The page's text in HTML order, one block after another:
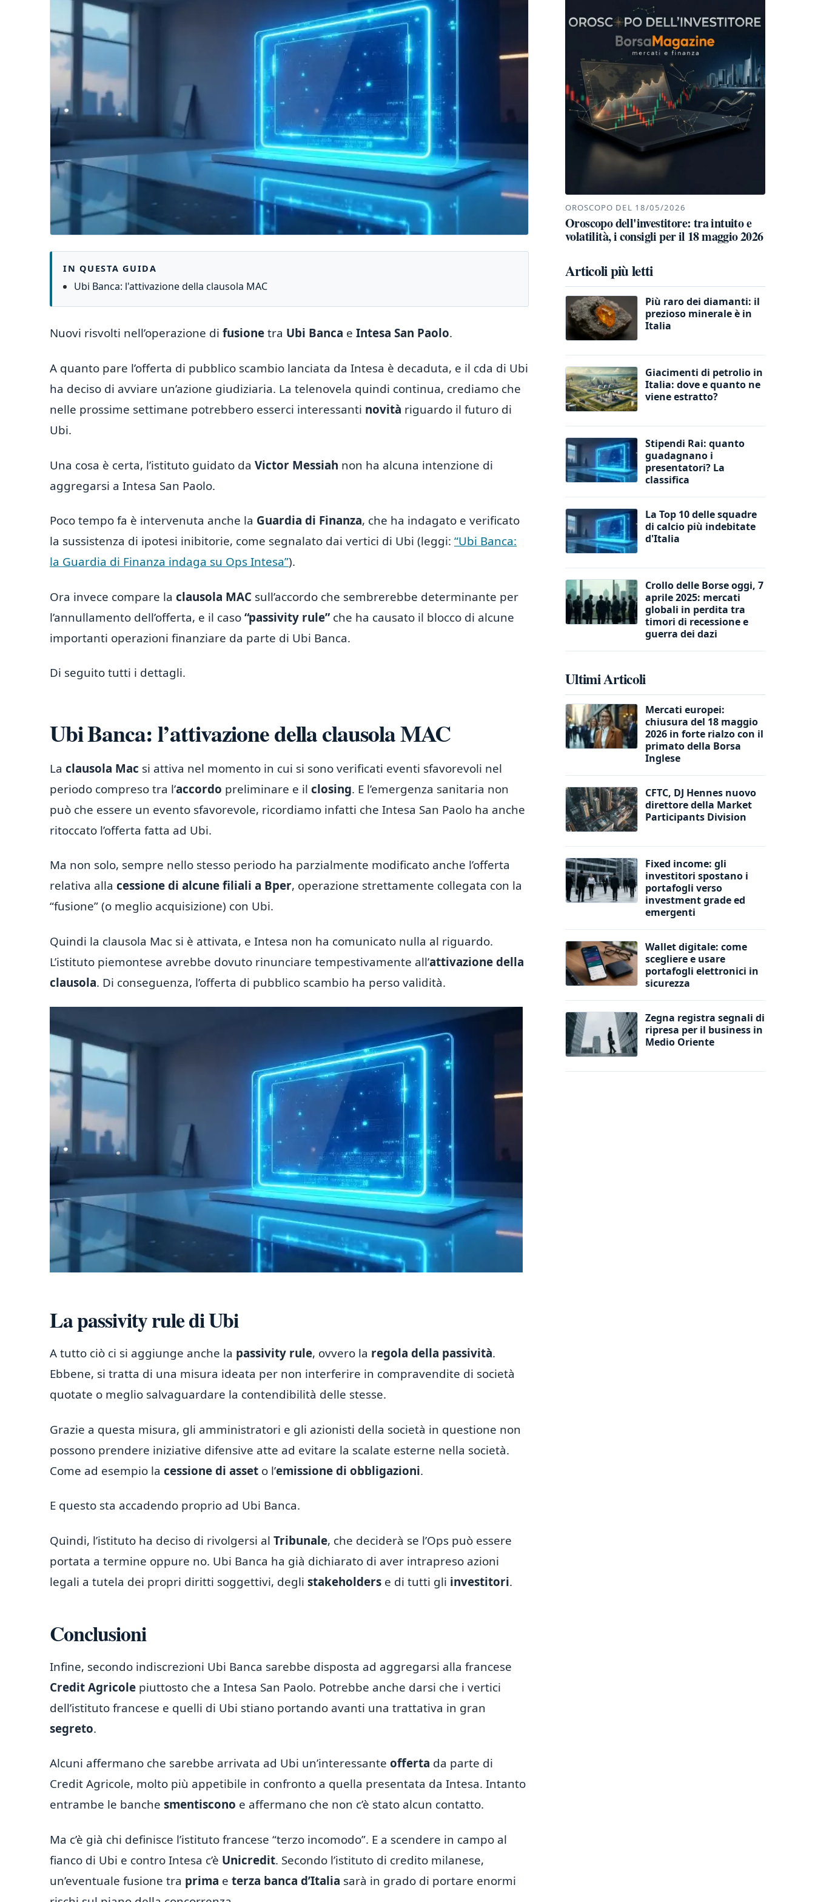
IN QUESTA GUIDA
Ubi Banca: l'attivazione della clausola MAC
Nuovi risvolti nell’operazione di fusionetra Ubi Banca e Intesa San Paolo.
A quanto pare l’offerta di pubblico scambio lanciata da Intesa è decaduta, e il cda di Ubi
ha deciso di avviare un’azione giudiziaria. La telenovela quindi continua, crediamo che
nelle prossime settimane potrebbero esserci interessanti novità riguardo il futuro di
Ubi.
Una cosa è certa, l’istituto guidato da Victor Messiah non ha alcuna intenzione di
aggregarsi a Intesa San Paolo.
Poco tempo fa è intervenuta anche la Guardia di Finanza, che ha indagato e verificato
la sussistenza di ipotesi inibitorie, come segnalato dai vertici di Ubi (leggi: “Ubi Banca:
la Guardia di Finanza indaga su Ops Intesa”).
Ora invece compare la clausola MAC sull’accordo che sembrerebbe determinante per
l’annullamento dell’offerta, e il caso“passivity rule” che ha causato il blocco di alcune
importanti operazioni finanziare da parte di Ubi Banca.
Di seguito tutti i dettagli.
Ubi Banca: l’attivazione della clausola MAC
La clausola Mac si attiva nel momento in cui si sono verificati eventi sfavorevoli nel
periodo compreso tra l’accordo preliminare e il closing. E l’emergenza sanitaria non
può che essere un evento sfavorevole, ricordiamo infatti che Intesa San Paolo ha anche
ritoccato l’offerta fatta ad Ubi.
Ma non solo, sempre nello stesso periodo ha parzialmente modificato anche l’offerta
relativa alla cessione di alcune filiali a Bper, operazione strettamente collegata con la
“fusione” (o meglio acquisizione) con Ubi.
Quindi la clausola Mac si è attivata, e Intesa non ha comunicato nulla al riguardo.
L’istituto piemontese avrebbe dovuto rinunciare tempestivamente all’attivazione della
clausola. Di conseguenza, l’offerta di pubblico scambio ha perso validità.
La passivity rule di Ubi
A tutto ciò ci si aggiunge anche la passivity rule, ovvero la regola della passività.
Ebbene, si tratta di una misura ideata per non interferire in compravendite di società
quotate o meglio salvaguardare la contendibilità delle stesse.
Grazie a questa misura, gli amministratori e gli azionisti della società in questione non
possono prendere iniziative difensive atte ad evitare la scalate esterne nella società.
Come ad esempio la cessione di asset o l’emissione di obbligazioni.
E questo sta accadendo proprio ad Ubi Banca.
Quindi, l’istituto ha deciso di rivolgersi al Tribunale, che deciderà se l’Ops può essere
portata a termine oppure no. Ubi Banca ha già dichiarato di aver intrapreso azioni
legali a tutela dei propri diritti soggettivi, degli stakeholders e di tutti gli investitori.
Conclusioni
Infine, secondo indiscrezioni Ubi Banca sarebbe disposta ad aggregarsi alla francese
Credit Agricole piuttosto che a Intesa San Paolo. Potrebbe anche darsi che i vertici
dell’istituto francese e quelli di Ubi stiano portando avanti una trattativa in gran
segreto.
Alcuni affermano che sarebbe arrivata ad Ubi un’interessante offerta da parte di
Credit Agricole, molto più appetibile in confronto a quella presentata da Intesa. Intanto
entrambe le banche smentiscono e affermano che non c’è stato alcun contatto.
Ma c’è già chi definisce l’istituto francese “terzo incomodo”. E a scendere in campo al
fianco di Ubi e contro Intesa c’è Unicredit. Secondo l’istituto di credito milanese,
un’eventuale fusione tra prima e terza banca d’Italia sarà in grado di portare enormi
OROSCOPO DEL 18/05/2026
Oroscopo dell'investitore: tra intuito e
volatilità, i consigli per il 18 maggio 2026
Articoli più letti
Più raro dei diamanti: il
prezioso minerale è in
Italia
Giacimenti di petrolio in
Italia: dove e quanto ne
viene estratto?
Stipendi Rai: quanto
guadagnano i
presentatori? La
classifica
La Top 10 delle squadre
di calcio più indebitate
d'Italia
Crollo delle Borse oggi, 7
aprile 2025: mercati
globali in perdita tra
timori di recessione e
guerra dei dazi
Ultimi Articoli
Mercati europei:
chiusura del 18 maggio
2026 in forte rialzo con il
primato della Borsa
Inglese
CFTC, DJ Hennes nuovo
direttore della Market
Participants Division
Fixed income: gli
investitori spostano i
portafogli verso
investment grade ed
emergenti
Wallet digitale: come
scegliere e usare
portafogli elettronici in
sicurezza
Zegna registra segnali di
ripresa per il business in
Medio Oriente